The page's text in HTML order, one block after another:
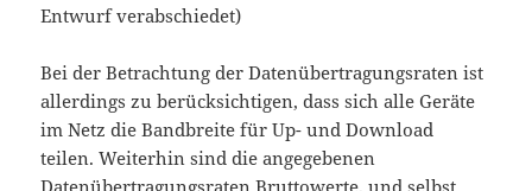
Entwurf verabschiedet)
Bei der Betrachtung der Datenübertragungsraten ist
allerdings zu berücksichtigen, dass sich alle Geräte
im Netz die Bandbreite für Up- und Download
teilen. Weiterhin sind die angegebenen
Datenübertragungsraten Bruttowerte, und selbst